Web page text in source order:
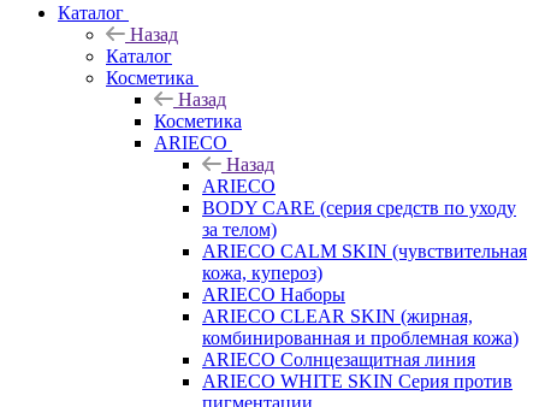
Каталог
Назад
Каталог
Косметика
Назад
Косметика
ARIECO
Назад
ARIECO
BODY CARE (серия средств по уходу
за телом)
ARIECO CALM SKIN (чувствительная
кожа, купероз)
ARIECO Наборы
ARIECO CLEAR SKIN (жирная,
комбинированная и проблемная кожа)
ARIECO Солнцезащитная линия
ARIECO WHITE SKIN Серия против
пигментации